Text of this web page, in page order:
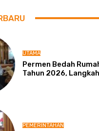
UTAMA
Permen Bedah
Tahun 2026,
PEMERINTAHAN